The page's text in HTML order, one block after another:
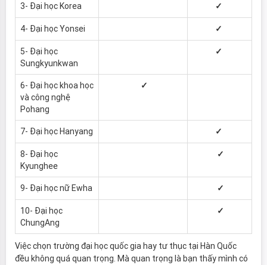
3- Đại học Korea ✓
4- Đại học Yonsei ✓
5- Đại học
Sungkyunkwan
✓
6- Đại học khoa học
và công nghệ
Pohang
✓
7- Đại học Hanyang ✓
8- Đại học
Kyunghee
✓
9- Đại học nữ Ewha ✓
10- Đại học
ChungAng
✓
Việc chọn trường đại học quốc gia hay tư thục tại Hàn Quốc
đều không quá quan trọng. Mà quan trọng là bạn thấy mình có